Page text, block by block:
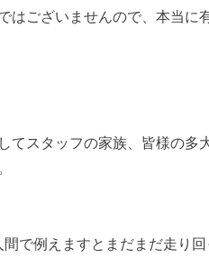
はございませんので、本当に
てスタッフの家族、皆様の多
で例えますとまだまだ走り